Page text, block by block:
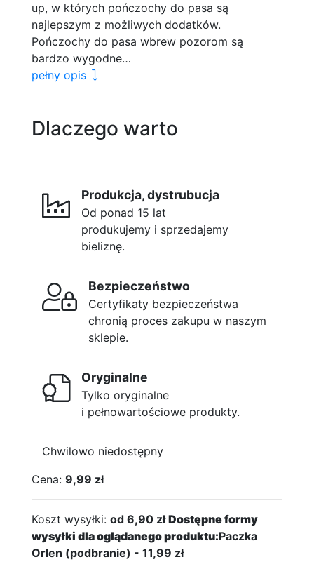
up, w których pończochy do pasa są
najlepszym z możliwych dodatków.
Pończochy do pasa wbrew pozorom są
bardzo wygodne…
pełny opis
Dlaczego warto
Produkcja, dystrubucja
Od ponad 15 lat
produkujemy i sprzedajemy
bieliznę.
Bezpieczeństwo
Certyfikaty bezpieczeństwa
chronią proces zakupu w naszym
sklepie.
Oryginalne
Tylko oryginalne
i pełnowartościowe produkty.
Chwilowo niedostępny
Cena: 9,99 zł
Koszt wysyłki: od 6,90 złDostępne formy
wysyłki dla oglądanego produktu:Paczka
Orlen (podbranie) - 11,99 zł